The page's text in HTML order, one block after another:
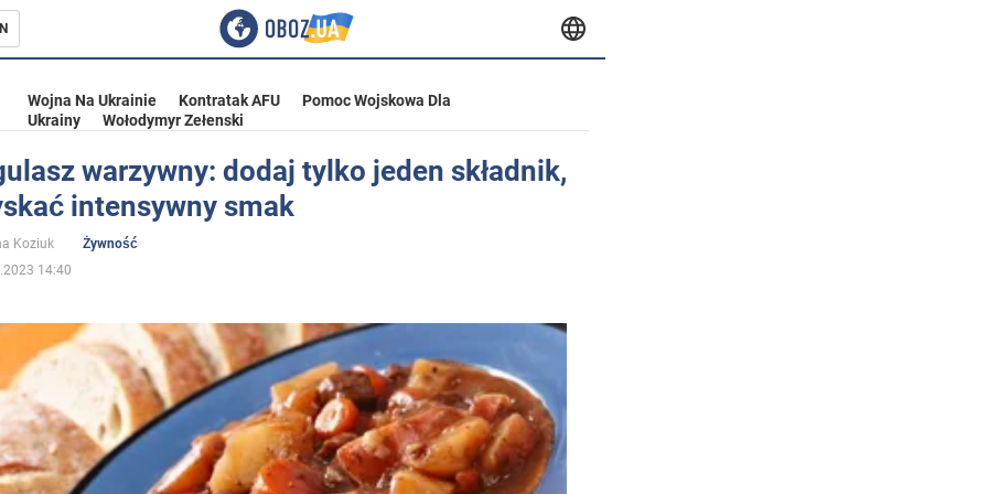
Ukrainie
Wojna Na Ukrainie Kontratak AFU
Pomoc Wojskowa Dla
Ukrainy
Wołodymyr Zełenski
warzywny: dodaj tylko jeden składnik,
intensywny smak
Koziuk
Żywność
14:40